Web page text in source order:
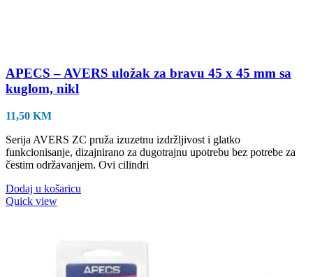
APECS – AVERS uložak za bravu 45 x 45 mm sa
kuglom, nikl
11,50 KM
Serija AVERS ZC pruža izuzetnu izdržljivost i glatko
funkcionisanje, dizajnirano za dugotrajnu upotrebu bez potrebe za
čestim održavanjem. Ovi cilindri
Dodaj u košaricu
Quick view